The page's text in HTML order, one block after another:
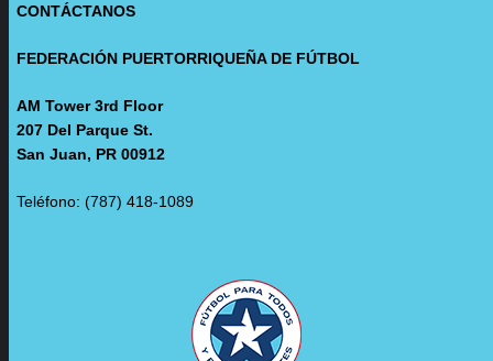
CONTÁCTANOS
FEDERACIÓN PUERTORRIQUEÑA DE FÚTBOL
AM Tower 3rd Floor
207 Del Parque St.
San Juan, PR 00912
Teléfono: (787) 418-1089